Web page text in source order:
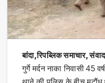
बांदा,रिपब्लिक समाचार,
गुर्गे मर्दन नाका निवासी 45